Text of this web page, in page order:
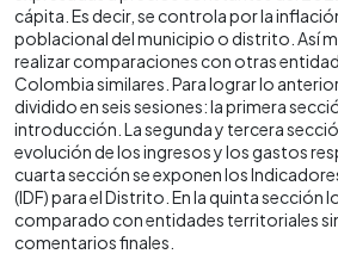
cápita. Es decir, se controla por la
poblacional del municipio o distrito. Así
realizar comparaciones con otras
Colombia similares. Para lograr lo
dividido en seis sesiones: la primera
introducción. La segunda y tercera
evolución de los ingresos y los gastos
cuarta sección se exponen los
(IDF) para el Distrito. En la quinta sección
comparado con entidades territoriales
comentarios finales.